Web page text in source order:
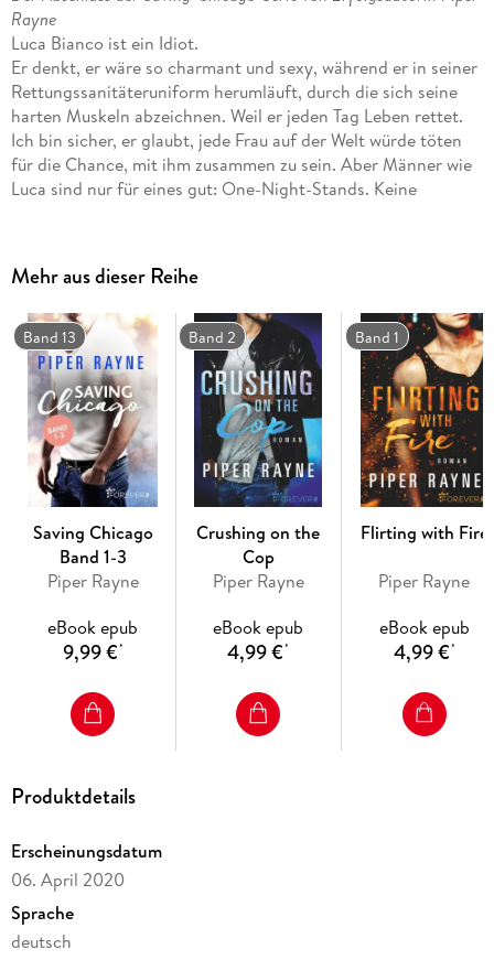
Rayne
Luca Bianco ist ein Idiot.
Er denkt, er wäre so charmant und sexy, während er in seiner
Rettungssanitäteruniform herumläuft, durch die sich seine
harten Muskeln abzeichnen. Weil er jeden Tag Leben rettet.
Ich bin sicher, er glaubt, jede Frau auf der Welt würde töten
für die Chance, mit ihm zusammen zu sein. Aber Männer wie
Luca sind nur für eines gut: One-Night-Stands. Keine
Das denke ich zumindest. Bis Luca mir ein Angebot macht,
das ich nicht abschlagen kann und ich einwillige, seine
Verlobte zu spielen . . .
Von Piper Rayne sind bei Forever by Ullstein erschienen:
The Bartender (San Francisco Hearts 1)
The Boxer (San Francisco Hearts 2)
The Banker (San Francisco Hearts 3)
The One Best Man (Love and Order 1)
The One Right Man (Love and Order 2)
The One Real Man (Love and Order 3)
Flirting with Fire (Saving Chicago 1)
Crushing on the Cop (Saving Chicago 2)
Mehr aus dieser Reihe
Band 13
Saving Chicago
Band 1-3
Piper Rayne
eBook epub
9,99 €*
Band 2
Crushing on the
Cop
Piper Rayne
eBook epub
4,99 €*
Band 1
Flirting with Fire
Piper Rayne
eBook epub
4,99 €*
Produktdetails
Erscheinungsdatum
06. April 2020
Sprache
deutsch